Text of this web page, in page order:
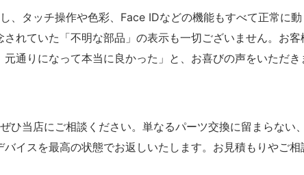
、タッチ操作や色彩、Face IDなどの機能もすべて正常に動
れていた「不明な部品」の表示も一切ございません。お客
通りになって本当に良かった」と、お喜びの声をいただき
ひ当店にご相談ください。単なるパーツ交換に留まらない、
イスを最高の状態でお返しいたします。お見積もりやご相